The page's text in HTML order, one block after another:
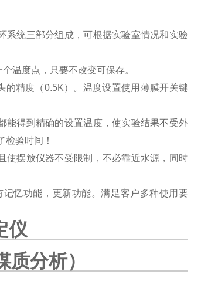
系统三部分组成，可根据实验室情况和实验
温度点，只要不改变可保存。
的精度（0.5K）。温度设置使用薄膜开关键
能得到精确的设置温度，使实验结果不受外
验时间！
使摆放仪器不受限制，不必靠近水源，同时
忆功能，更新功能。满足客户多种使用要
仪
质分析）